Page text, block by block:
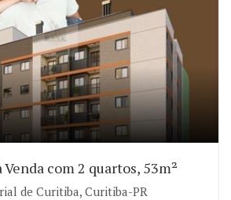
com 2 quartos, 53m²
de Curitiba, Curitiba-PR